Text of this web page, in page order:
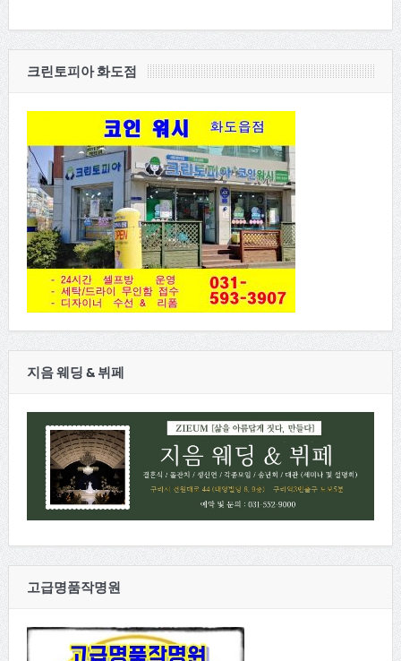
크린토피아 화도점
지음 웨딩 & 뷔페
고급명품작명원